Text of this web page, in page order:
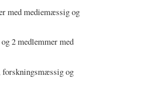
med mediemæssig og
2 medlemmer med
og